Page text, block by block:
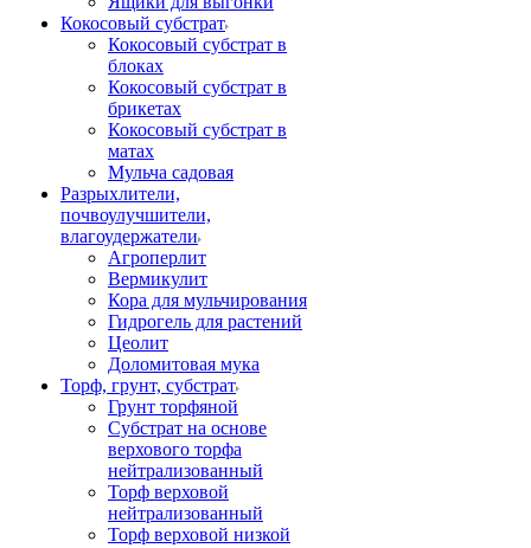
Кокосовый субстрат
Кокосовый субстрат в
блоках
Кокосовый субстрат в
брикетах
Кокосовый субстрат в
матах
Мульча садовая
Разрыхлители,
почвоулучшители,
влагоудержатели
Агроперлит
Вермикулит
Кора для мульчирования
Гидрогель для растений
Цеолит
Доломитовая мука
Торф, грунт, субстрат
Грунт торфяной
Субстрат на основе
верхового торфа
нейтрализованный
Торф верховой
нейтрализованный
Торф верховой низкой